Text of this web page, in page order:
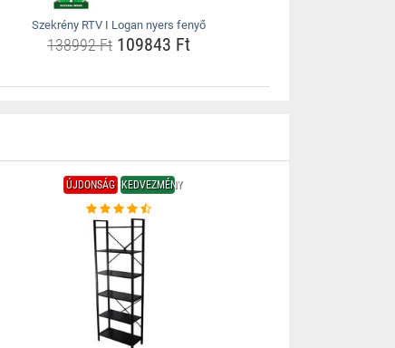
Szekrény RTV I Logan nyers fenyő
138992 Ft 109843 Ft
ÚJDONSÁG KEDVEZMÉNY